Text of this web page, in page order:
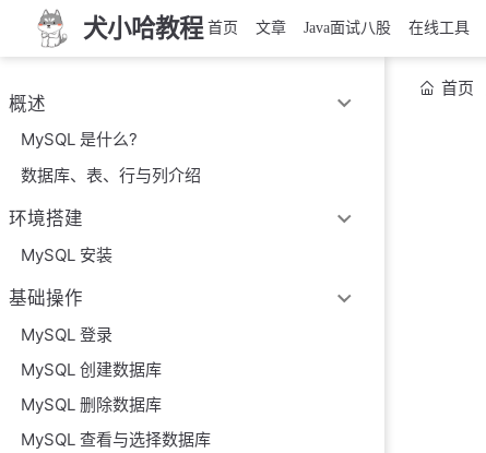
犬小哈教程 首页 文章 Java面试八股 在线工具
概述
MySQL 是什么?
数据库、表、行与列介绍
环境搭建
MySQL 安装
基础操作
MySQL 登录
MySQL 创建数据库
MySQL 删除数据库
MySQL 查看与选择数据库
首页